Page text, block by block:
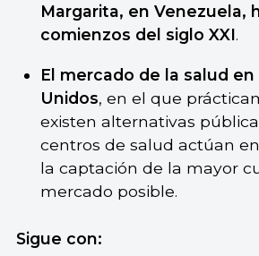
Margarita, en Venezuela,
comienzos del siglo XXI.
El mercado de la salud en
Unidos, en el que
existen alternativas
centros de salud actúan
la captación de la mayor
mercado posible.
Sigue con: